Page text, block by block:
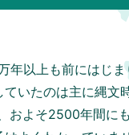
年以上も前にはじ
いたのは主に縄文
よそ2500年間に